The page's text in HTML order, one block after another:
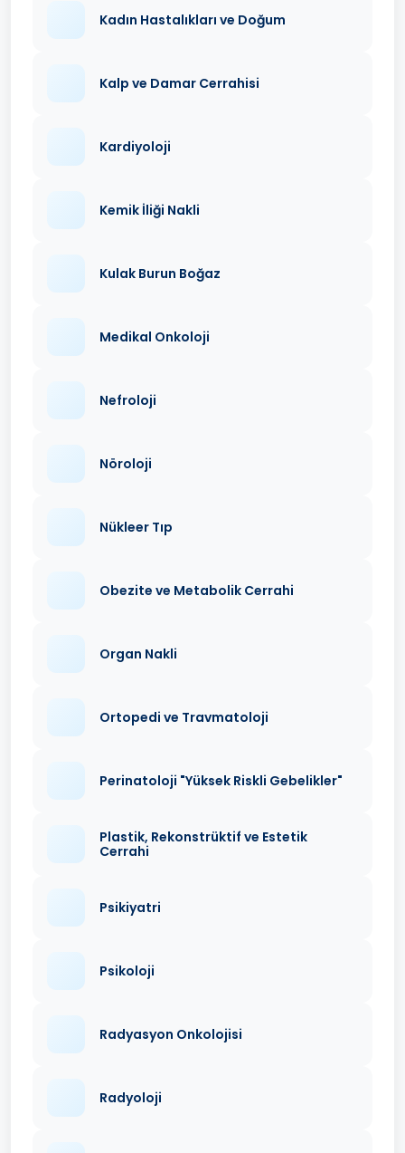
Kadın Hastalıkları ve Doğum
Kalp ve Damar Cerrahisi
Kardiyoloji
Kemik İliği Nakli
Kulak Burun Boğaz
Medikal Onkoloji
Nefroloji
Nöroloji
Nükleer Tıp
Obezite ve Metabolik Cerrahi
Organ Nakli
Ortopedi ve Travmatoloji
Perinatoloji "Yüksek Riskli Gebelikler"
Plastik, Rekonstrüktif ve Estetik
Cerrahi
Psikiyatri
Psikoloji
Radyasyon Onkolojisi
Radyoloji